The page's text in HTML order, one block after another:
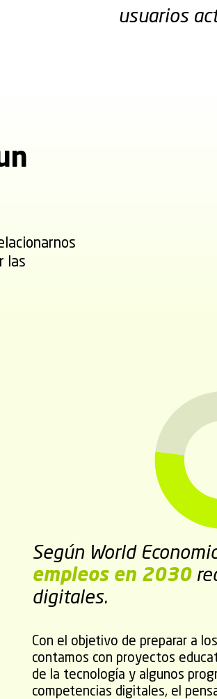
usuarios
las
Según World
empleos en 2030
digitales.
Con el objetivo de preparar a
contamos con proyectos
de la tecnología y algunos
competencias digitales, el